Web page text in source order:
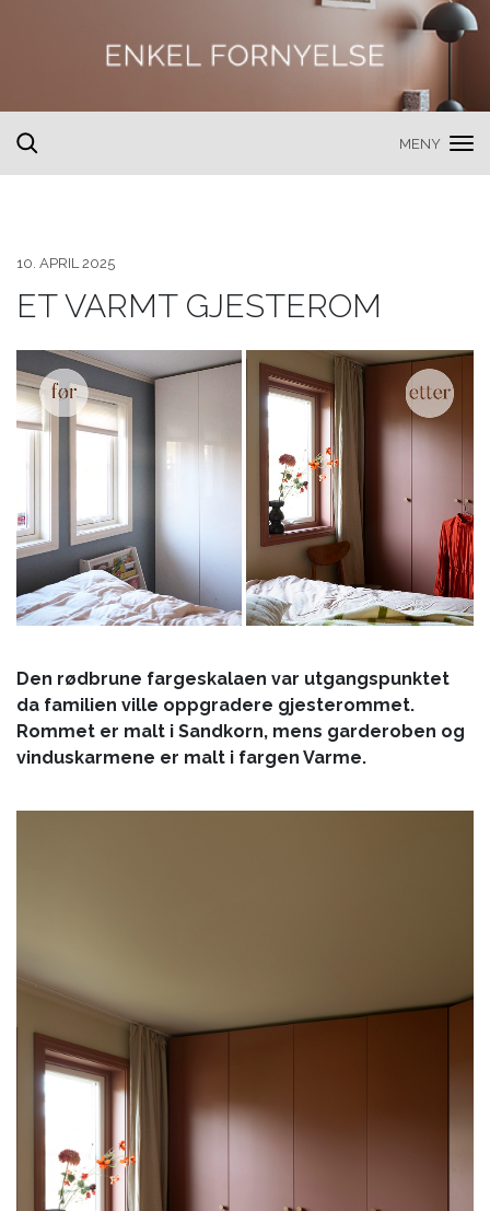
toggle
MENY
10. APRIL 2025
ET VARMT GJESTEROM
Den rødbrune fargeskalaen var utgangspunktet
da familien ville oppgradere gjesterommet.
Rommet er malt i Sandkorn, mens garderoben og
vinduskarmene er malt i fargen Varme.